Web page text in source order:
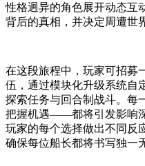
性格迥异的角色展开动态互
背后的真相，并决定周遭世
在这段旅程中，玩家可招募
伍，通过模块化升级系统自
探索任务与回合制战斗。
把握机遇——都将引发影响
玩家的每个选择做出不同反
确保每位船长都将书写独一